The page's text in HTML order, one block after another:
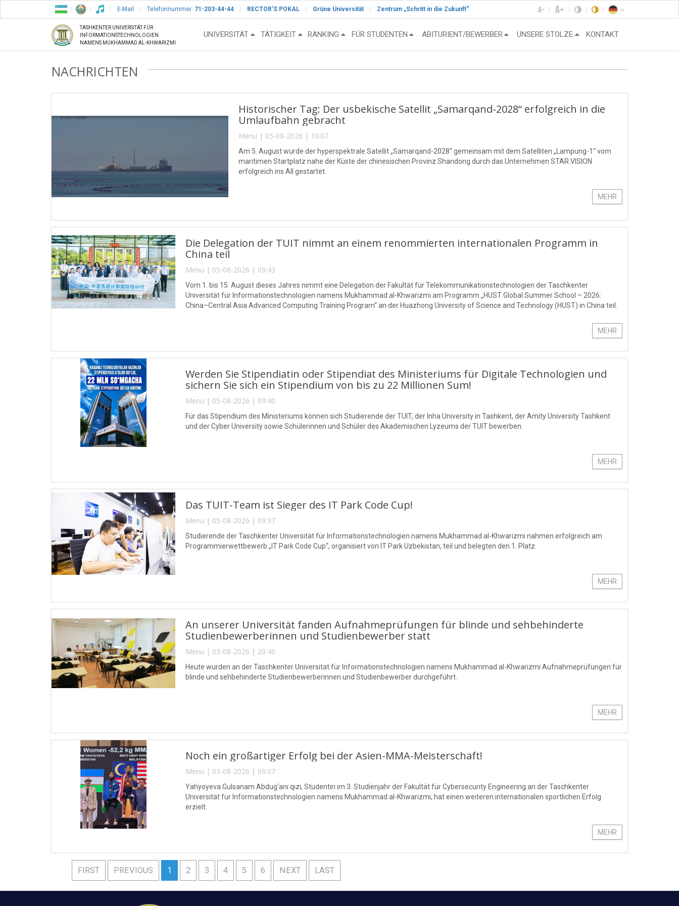
E-Mail Telefonnummer: 71-203-44-44 RECTOR’S POKAL Grüne Universität Zentrum „Schritt in die Zukunft“
TASHKENTER UNIVERSITÄT FÜR
INFORMATIONSTECHNOLOGIEN
NAMENS MUKHAMMAD AL-KHWARIZMI
UNIVERSITÄT TÄTIGKEIT RANKING FÜR STUDENTEN ABITURIENT/BEWERBER UNSERE STOLZE KONTAKT
NACHRICHTEN
Historischer Tag: Der usbekische Satellit „Samarqand-2028“ erfolgreich in die
Umlaufbahn gebracht
Menu | 05-08-2026 | 10:07
Am 5. August wurde der hyperspektrale Satellit „Samarqand-2028“ gemeinsam mit dem Satelliten „Lampung-1“ vom
maritimen Startplatz nahe der Küste der chinesischen Provinz Shandong durch das Unternehmen STAR.VISION
erfolgreich ins All gestartet.
MEHR
Die Delegation der TUIT nimmt an einem renommierten internationalen Programm in
China teil
Menu | 05-08-2026 | 09:43
Vom 1. bis 15. August dieses Jahres nimmt eine Delegation der Fakultät für Telekommunikationstechnologien der Taschkenter
Universität für Informationstechnologien namens Mukhammad al-Khwarizmi am Programm „HUST Global Summer School – 2026:
China–Central Asia Advanced Computing Training Program“ an der Huazhong University of Science and Technology (HUST) in China teil.
MEHR
Werden Sie Stipendiatin oder Stipendiat des Ministeriums für Digitale Technologien und
sichern Sie sich ein Stipendium von bis zu 22 Millionen Sum!
Menu | 05-08-2026 | 09:40
Für das Stipendium des Ministeriums können sich Studierende der TUIT, der Inha University in Tashkent, der Amity University Tashkent
und der Cyber University sowie Schülerinnen und Schüler des Akademischen Lyzeums der TUIT bewerben.
MEHR
Das TUIT-Team ist Sieger des IT Park Code Cup!
Menu | 05-08-2026 | 09:37
Studierende der Taschkenter Universität für Informationstechnologien namens Mukhammad al-Khwarizmi nahmen erfolgreich am
Programmierwettbewerb „IT Park Code Cup“, organisiert von IT Park Uzbekistan, teil und belegten den 1. Platz.
MEHR
An unserer Universität fanden Aufnahmeprüfungen für blinde und sehbehinderte
Studienbewerberinnen und Studienbewerber statt
Menu | 03-08-2026 | 20:40
Heute wurden an der Taschkenter Universität für Informationstechnologien namens Mukhammad al-Khwarizmi Aufnahmeprüfungen für
blinde und sehbehinderte Studienbewerberinnen und Studienbewerber durchgeführt.
MEHR
Noch ein großartiger Erfolg bei der Asien-MMA-Meisterschaft!
Menu | 03-08-2026 | 09:07
Yahyoyeva Gulsanam Abdug‘ani qizi, Studentin im 3. Studienjahr der Fakultät für Cybersecurity Engineering an der Taschkenter
Universität für Informationstechnologien namens Mukhammad al-Khwarizmi, hat einen weiteren internationalen sportlichen Erfolg
erzielt.
MEHR
FIRST PREVIOUS 1 2 3 4 5 6 NEXT LAST